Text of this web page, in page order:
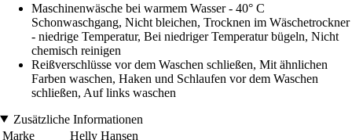
Maschinenwäsche bei warmem Wasser - 40° C
Schonwaschgang, Nicht bleichen, Trocknen im Wäschetrockner
- niedrige Temperatur, Bei niedriger Temperatur bügeln, Nicht
chemisch reinigen
Reißverschlüsse vor dem Waschen schließen, Mit ähnlichen
Farben waschen, Haken und Schlaufen vor dem Waschen
schließen, Auf links waschen
Zusätzliche Informationen
Marke
Helly Hansen